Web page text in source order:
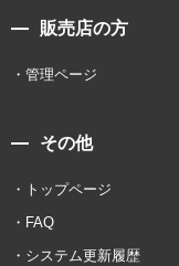
販売店の方
管理ページ
その他
トップページ
FAQ
システム更新履歴